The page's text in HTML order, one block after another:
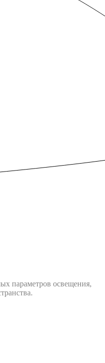
параметров освещения,